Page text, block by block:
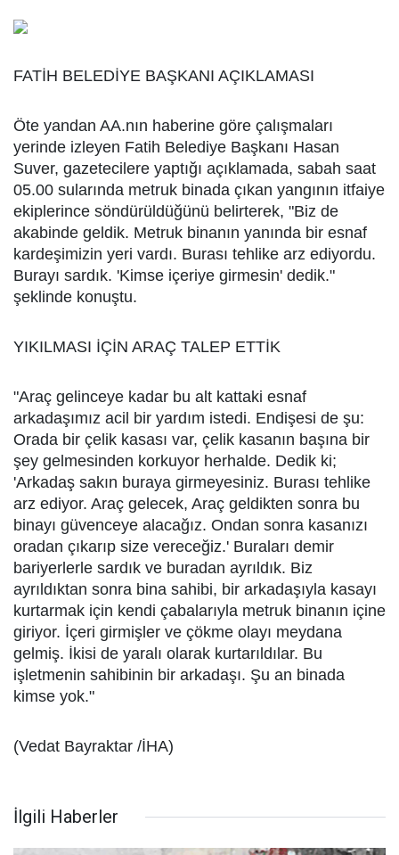
FATİH BELEDİYE BAŞKANI AÇIKLAMASI
Öte yandan AA.nın haberine göre çalışmaları
yerinde izleyen Fatih Belediye Başkanı Hasan
Suver, gazetecilere yaptığı açıklamada, sabah saat
05.00 sularında metruk binada çıkan yangının itfaiye
ekiplerince söndürüldüğünü belirterek, "Biz de
akabinde geldik. Metruk binanın yanında bir esnaf
kardeşimizin yeri vardı. Burası tehlike arz ediyordu.
Burayı sardık. 'Kimse içeriye girmesin' dedik."
şeklinde konuştu.
YIKILMASI İÇİN ARAÇ TALEP ETTİK
"Araç gelinceye kadar bu alt kattaki esnaf
arkadaşımız acil bir yardım istedi. Endişesi de şu:
Orada bir çelik kasası var, çelik kasanın başına bir
şey gelmesinden korkuyor herhalde. Dedik ki;
'Arkadaş sakın buraya girmeyesiniz. Burası tehlike
arz ediyor. Araç gelecek, Araç geldikten sonra bu
binayı güvenceye alacağız. Ondan sonra kasanızı
oradan çıkarıp size vereceğiz.' Buraları demir
bariyerlerle sardık ve buradan ayrıldık. Biz
ayrıldıktan sonra bina sahibi, bir arkadaşıyla kasayı
kurtarmak için kendi çabalarıyla metruk binanın içine
giriyor. İçeri girmişler ve çökme olayı meydana
gelmiş. İkisi de yaralı olarak kurtarıldılar. Bu
işletmenin sahibinin bir arkadaşı. Şu an binada
kimse yok."
(Vedat Bayraktar /İHA)
İlgili Haberler